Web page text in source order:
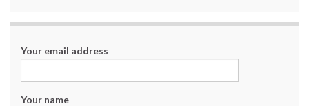
Your email address
Your name